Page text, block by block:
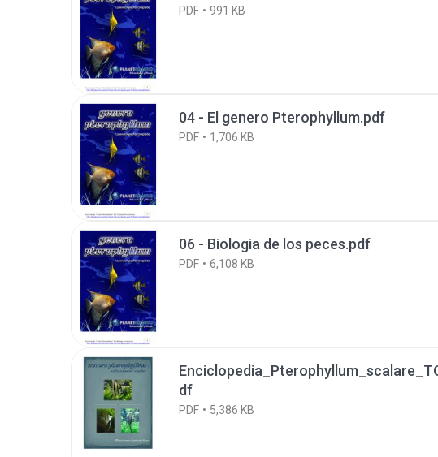
PDF 991 KB
04 - El genero Pterophyllum.pdf
PDF 1,706 KB
06 - Biologia de los peces.pdf
PDF 6,108 KB
df
PDF 5,386 KB